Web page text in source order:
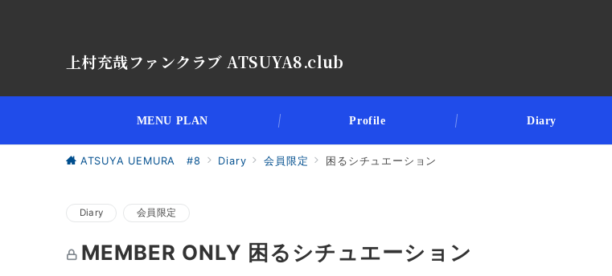
上村充哉ファンクラブ ATSUYA8.club
MENU PLAN Profile Diary
ATSUYA UEMURA #8 Diary 会員限定 困るシチュエーション
Diary 会員限定
MEMBER ONLY 困るシチュエーション